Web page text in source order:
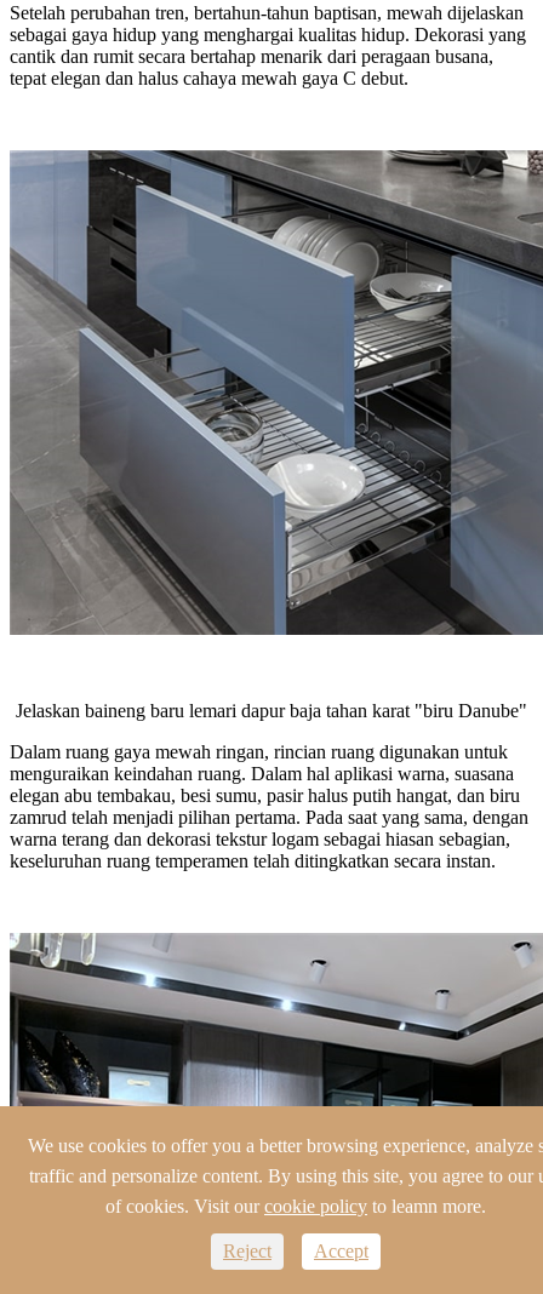
Setelah perubahan tren, bertahun-tahun baptisan, mewah dijelaskan
sebagai gaya hidup yang menghargai kualitas hidup. Dekorasi yang
cantik dan rumit secara bertahap menarik dari peragaan busana,
tepat elegan dan halus cahaya mewah gaya C debut.
Jelaskan baineng baru lemari dapur baja tahan karat "biru Danube"
Dalam ruang gaya mewah ringan, rincian ruang digunakan untuk
menguraikan keindahan ruang. Dalam hal aplikasi warna, suasana
elegan abu tembakau, besi sumu, pasir halus putih hangat, dan biru
zamrud telah menjadi pilihan pertama. Pada saat yang sama, dengan
warna terang dan dekorasi tekstur logam sebagai hiasan sebagian,
keseluruhan ruang temperamen telah ditingkatkan secara instan.
We use cookies to offer you a better browsing experience, analyze
traffic and personalize content. By using this site, you agree to our
of cookies. Visit ourcookie policy to leamn more.
Reject Accept